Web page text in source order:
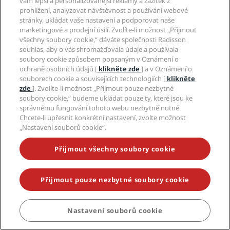
ZAREZERVOVAT
Hotely vhodné pro rodiny
Zdraví a bezpečnost
Kariéry RHG
Kariéry PPHE
Kariéry EHL
The Club by RHG
Rozvoj podniku
Odpovědné podnikání
Nákup
Centrum ochrany osobních údajů
Právní poznámka
Obchodní a platební podmínky programu Radisson
Rewards
Podmínky použití webu
Digitální přístupnost
Prohlášení ohledně moderního otroctví
Nápověda
Upozornění pro spotřebitele
Kontakt
Časté dotazy
Mapa stránek
Sociální sítě
Značky hotelů Radisson Hotels
NIKDY NEPROPÁSNĚTE NAŠE NEJOBLÍBENĚJŠÍ AKCE
© 2026 Radisson Hotel Group.Všechna práva vyhrazena. RHG
Radisson Hotel Group, Radisson, Radisson RED, Radisson Blu, Radisson
Collection, Radisson Individuals, Park Plaza, Park Inn, Country Inn &
Suites, Prize by Radisson, Radisson Rewards a Radisson Meetings jsou
ochranné známky společnosti Radisson Hotel Group.
prohlížení, analyzovat návštěvnost a používání webové
stránky, ukládat vaše nastavení a podporovat naše
marketingové a prodejní úsilí. Zvolíte-li možnost „Přijmout
všechny soubory cookie,“ dáváte společnosti Radisson
souhlas, aby o vás shromažďovala údaje a používala
soubory cookie způsobem popsaným v Oznámení o
ochraně osobních údajů [ klikněte zde] a v Oznámení o
souborech cookie a souvisejících technologiích [ klikněte
zde]. Zvolíte-li možnost „Přijmout pouze nezbytné
soubory cookie,“ budeme ukládat pouze ty, které jsou ke
správnému fungování tohoto webu nezbytně nutné.
Chcete-li upřesnit konkrétní nastavení, zvolte možnost
„Nastavení souborů cookie“.
Přijmout všechny soubory cookie
Přijmout pouze nezbytné soubory cookie
Nastavení souborů cookie